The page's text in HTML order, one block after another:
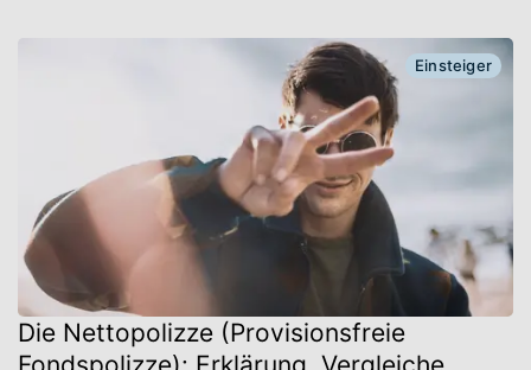
Die Nettopolizze (Provisionsfreie
Einsteiger